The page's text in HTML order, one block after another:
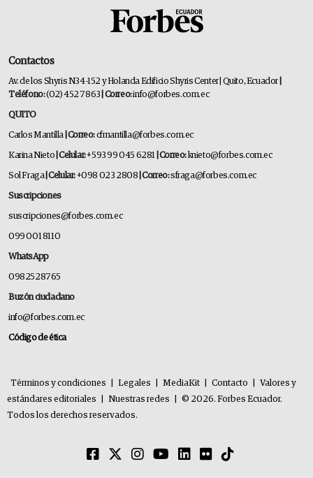
Contactos
Av. de los Shyris N34-152 y Holanda Edificio Shyris Center | Quito, Ecuador
Teléfono:(02) 452 7863 | Correo:info@forbes.com.ec
QUITO
Carlos Mantilla | Correo:cfmantilla@forbes.com.ec
Karina Nieto | Celular:+593 99 045 6281 | Correo: knieto@forbes.com.ec
Sol Fraga | Celular:+098 023 2808 | Correo:sfraga@forbes.com.ec
Suscripciones
suscripciones@forbes.com.ec
099 001 8110
WhatsApp
0982528765
Buzón ciudadano
info@forbes.com.ec
Código de ética
Términos y condiciones Legales MediaKit Contacto
Valores y
estándares editoriales
Nuestras redes
© 2026. Forbes Ecuador.
Todos los derechos reservados.